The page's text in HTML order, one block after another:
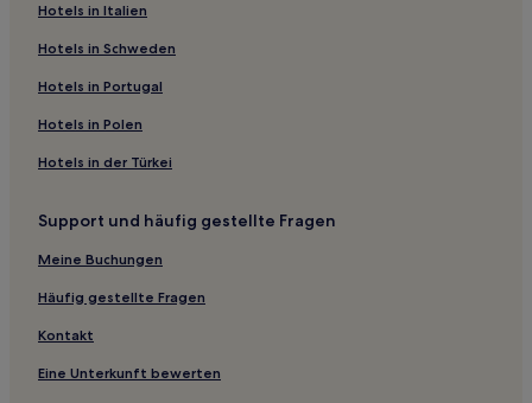
Hotels in Italien
Hotels in Schweden
Hotels in Portugal
Hotels in Polen
Hotels in der Türkei
Support und häufig gestellte Fragen
Meine Buchungen
Häufig gestellte Fragen
Kontakt
Eine Unterkunft bewerten